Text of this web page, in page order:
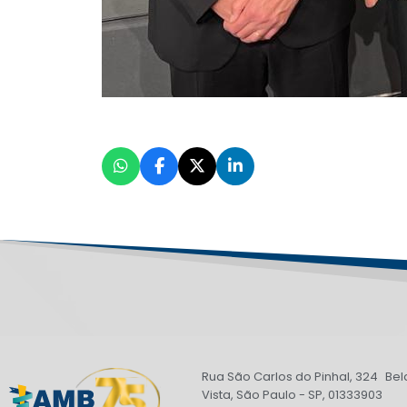
Rua São Carlos do Pinhal, 324
Vista, São Paulo - SP, 01333903